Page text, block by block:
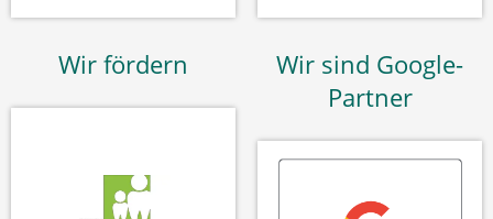
Wir fördern
Wir sind Google-
Partner